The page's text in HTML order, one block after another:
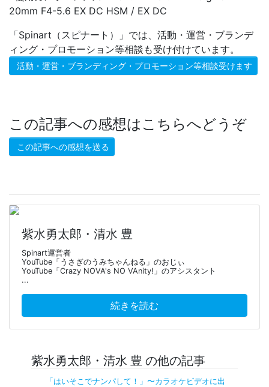
20mm F4-5.6 EX DC HSM / EX DC
「Spinart（スピナート）」では、活動・運営・ブランデ
ィング・プロモーション等相談も受け付けています。
活動・運営・ブランディング・プロモーション等相談受けます
この記事への感想はこちらへどうぞ
この記事への感想を送る
紫水勇太郎・清水 豊
Spinart運営者
YouTube「うさぎのうみちゃんねる」のおじぃ
YouTube「Crazy NOVA's NO VAnity!」のアシスタント
...
続きを読む
紫水勇太郎・清水 豊 の他の記事
「はいそこでナンパして！」〜カラオケビデオに出